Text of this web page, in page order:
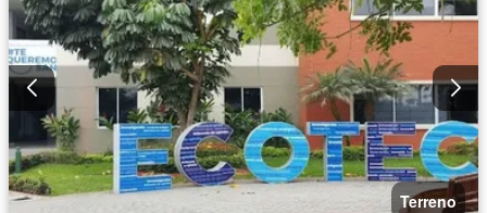
Terreno